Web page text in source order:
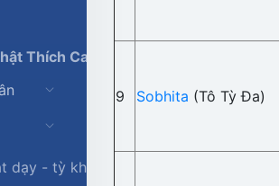
Thích Ca
dạy - tỳ khưu Bodhi
9 Sobhita (Tô Tỳ Đa)